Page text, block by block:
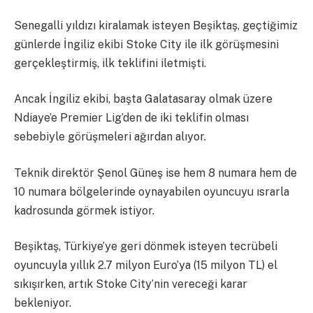
Senegalli yıldızı kiralamak isteyen Beşiktaş, geçtiğimiz
günlerde İngiliz ekibi Stoke City ile ilk görüşmesini
gerçekleştirmiş, ilk teklifini iletmişti.
Ancak İngiliz ekibi, başta Galatasaray olmak üzere
Ndiaye’e Premier Lig’den de iki teklifin olması
sebebiyle görüşmeleri ağırdan alıyor.
Teknik direktör Şenol Güneş ise hem 8 numara hem de
10 numara bölgelerinde oynayabilen oyuncuyu ısrarla
kadrosunda görmek istiyor.
Beşiktaş, Türkiye’ye geri dönmek isteyen tecrübeli
oyuncuyla yıllık 2.7 milyon Euro’ya (15 milyon TL) el
sıkışırken, artık Stoke City’nin vereceği karar
bekleniyor.